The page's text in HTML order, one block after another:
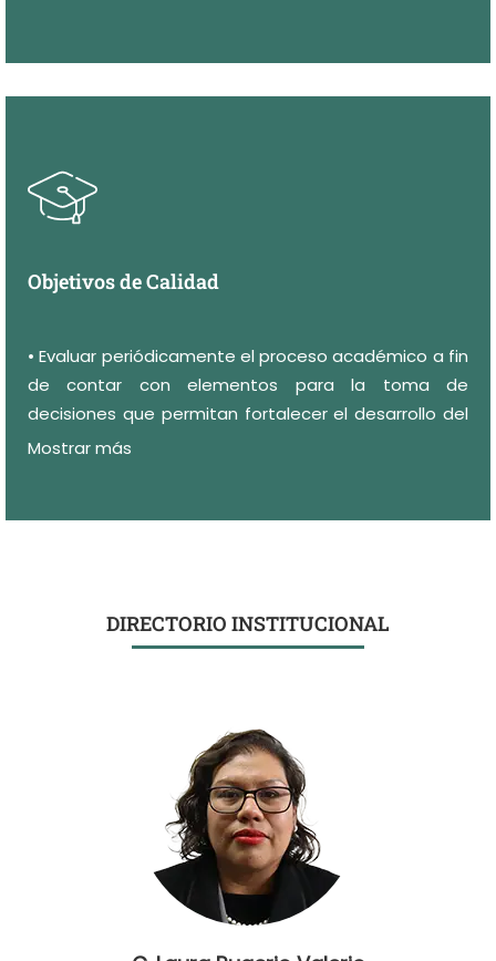
Objetivos de Calidad
• Evaluar periódicamente el proceso académico a fin
de contar con elementos para la toma de
decisiones que permitan fortalecer el desarrollo del
perfil de egreso de los docentes en formación.
Mostrar más
DIRECTORIO INSTITUCIONAL